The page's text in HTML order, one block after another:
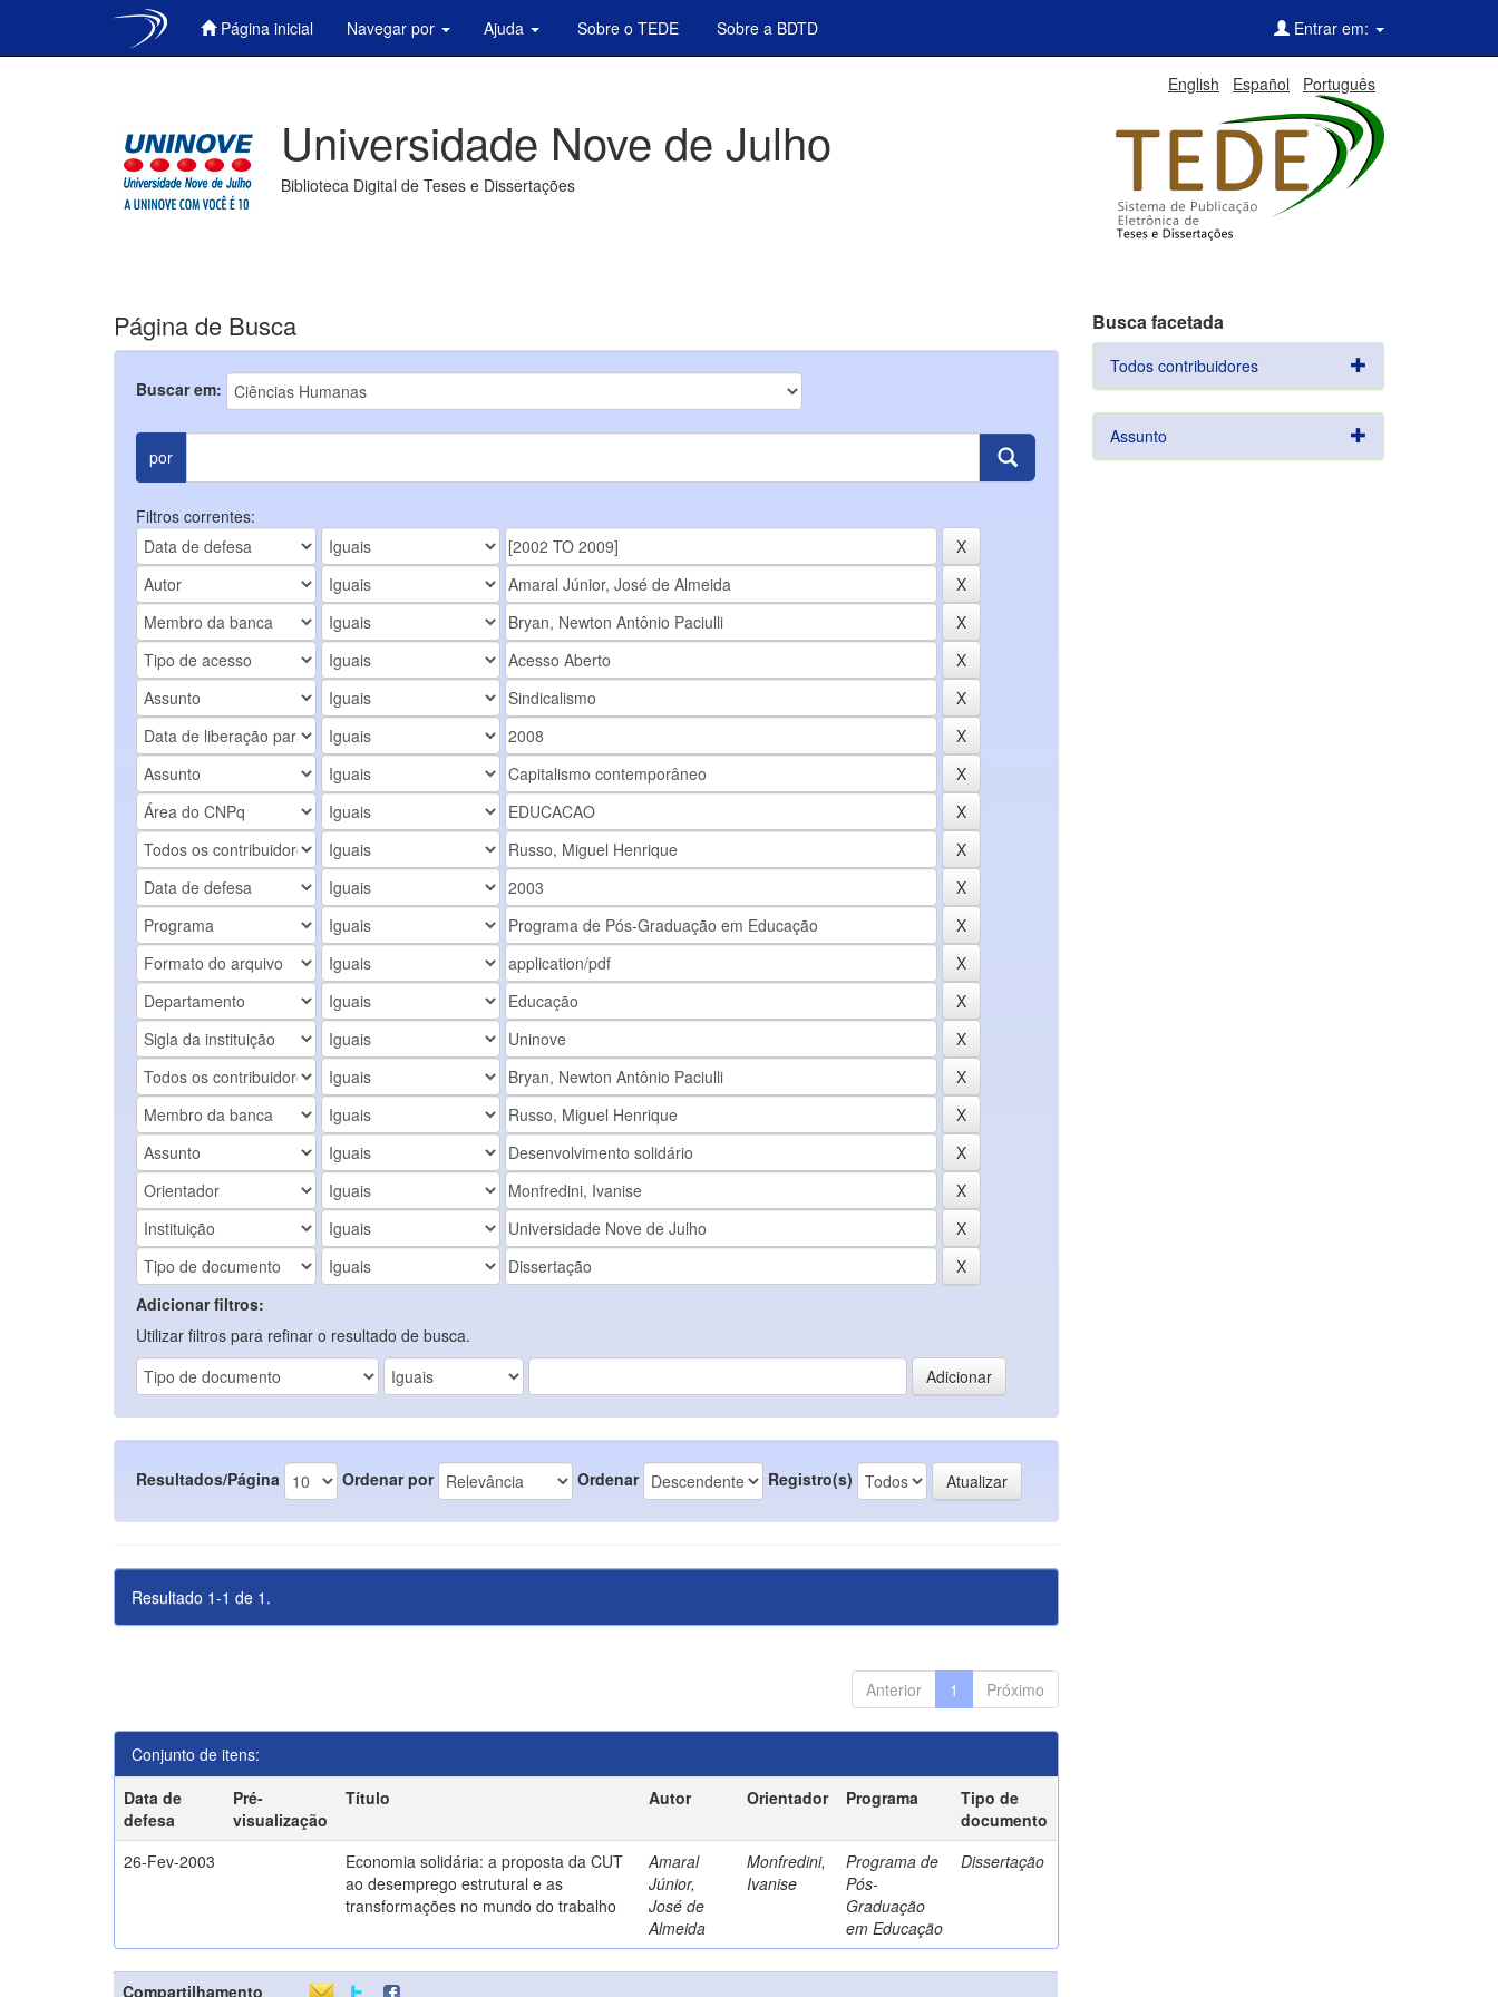
Página inicial Navegar por Ajuda Sobre o TEDE Sobre a BDTD Entrar em:
English Español Português
Universidade Nove de Julho
Biblioteca Digital de Teses e Dissertações
Página de Busca
Buscar em:
por
Filtros correntes:
Adicionar filtros:
Utilizar filtros para refinar o resultado de busca.
Resultados/Página Ordenar por Ordenar Registro(s)
Resultado 1-1 de 1.
Anterior 1 Próximo
Conjunto de itens:
Data de
defesa
Pré-
visualização
Título Autor Orientador Programa
Tipo de
documento
26-Fev-2003
Economia solidária: a proposta da CUT
ao desemprego estrutural e as
transformações no mundo do trabalho
Amaral
Júnior,
José de
Almeida
Monfredini,
Ivanise
Programa de
Pós-
Graduação
em Educação
Dissertação
Compartilhamento
Busca facetada
Todos contribuidores
Assunto